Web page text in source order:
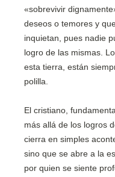
«sobrevivir
deseos o temores y
inquietan, pues nadie
logro de las mismas.
esta tierra, están
polilla.
El cristiano,
más allá de los logros
cierra en simples
sino que se abre a la
por quien se siente